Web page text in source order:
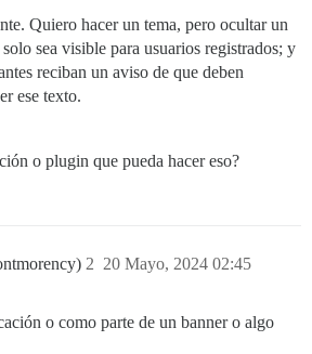
Quiero hacer un tema, pero ocultar un
sea visible para usuarios registrados; y
reciban un aviso de que deben
ese texto.
o plugin que pueda hacer eso?
20 Mayo, 2024 02:45
2
o como parte de un banner o algo